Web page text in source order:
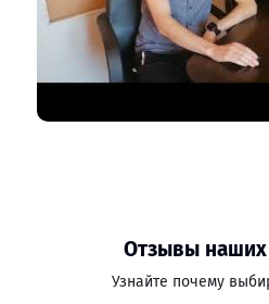
Отзывы наших
Узнайте почему